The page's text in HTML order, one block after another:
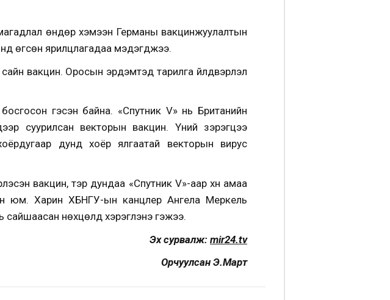
өндөр хэмээн Германы вакцинжуулалтын
өгсөн ярилцлагадаа мэдэгджээ.
вакцин. Оросын эрдэмтэд тарилга үйлдвэрлэл
гэсэн байна. «Спутник V» нь Британийн
суурилсан векторын вакцин. Үүний зэрэгцээ
дунд хоёр ялгаатай векторын вирус
вакцин, тэр дундаа «Cпутник V»-аар хүн амаа
юм. Харин ХБНГУ-ын канцлер Ангела Меркель
сайшаасан нөхцөлд хэрэглэнэ гэжээ.
Эх сурвалж: mir24.tv
Орчуулсан Э.Март